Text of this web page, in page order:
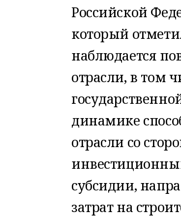
Российской
который
наблюдается
отрасли, в том
динамике
отрасли со
субсидии,
затрат на